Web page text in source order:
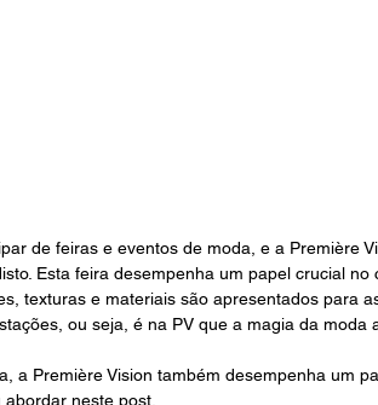
de feiras e eventos de moda, e a Première
Esta feira desempenha um papel crucial no
texturas e materiais são apresentados para
ou seja, é na PV que a magia da moda
a Première Vision também desempenha um
neste post.